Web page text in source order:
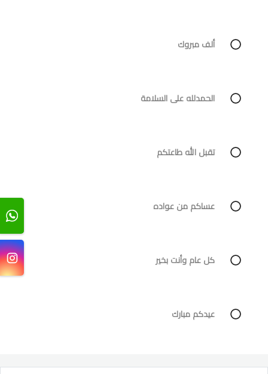
ألف مبروك
الحمدلله على السلامة
تقبل الله طاعتكم
عساكم من عواده
كل عام وأنت بخير
عيدكم مبارك